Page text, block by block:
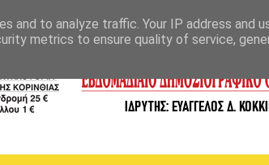
and to analyze traffic. Your IP address and
metrics to ensure quality of service,